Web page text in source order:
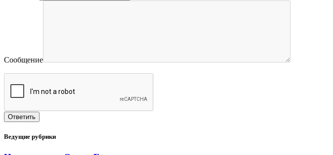
Сообщение
Ведущие рубрики